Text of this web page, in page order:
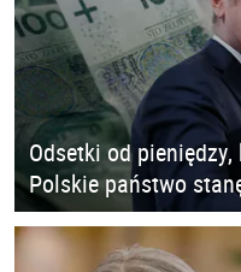
Odsetki od
Polskie państwo